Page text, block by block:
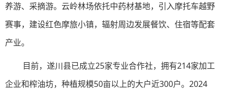
养游、采摘游。云岭林场依托中药材基地，引入摩托车越野
赛事，建设红色摩旅小镇，辐射周边发展餐饮、住宿等配套
产业。
目前，遂川县已成立25家专业合作社，拥有214家加工
企业和榨油坊，种植规模50亩以上的大户近300户。2024